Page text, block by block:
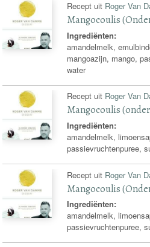
Recept uit Roger Van
Mangocoulis
Ingrediënten:
amandelmelk,
mangoazijn, mango,
water
Recept uit Roger Van
Mangocoulis
Ingrediënten:
amandelmelk,
passievruchtenpuree,
Recept uit Roger Van
Mangocoulis
Ingrediënten:
amandelmelk,
passievruchtenpuree,